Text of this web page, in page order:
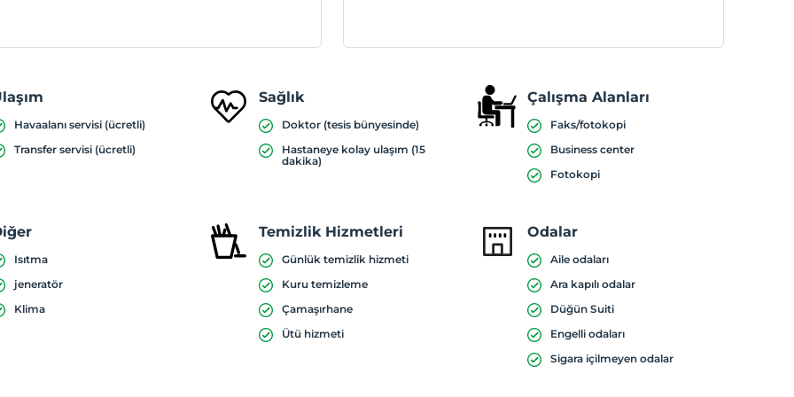
Havaalanı servisi (ücretli)
Transfer servisi (ücretli)
Sağlık
Doktor (tesis bünyesinde)
Hastaneye kolay ulaşım (15
dakika)
Çalışma Alanları
Faks/fotokopi
Business center
Fotokopi
Isıtma
jeneratör
Klima
Temizlik Hizmetleri
Günlük temizlik hizmeti
Kuru temizleme
Çamaşırhane
Ütü hizmeti
Odalar
Aile odaları
Ara kapılı odalar
Düğün Suiti
Engelli odaları
Sigara içilmeyen odalar